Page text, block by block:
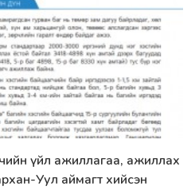
үйл ажиллагаа, ажиллах
Уул аймагт хийсэн